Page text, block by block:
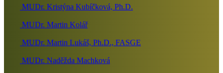
MUDr. Kristýna Kubíčková, Ph.D.
MUDr. Martin Kolář
MUDr. Martin Lukáš, Ph.D., FASGE
MUDr. Naděžda Machková